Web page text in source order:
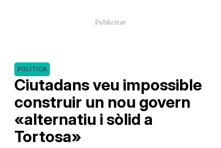
Ciutadans veu impossible
construir un nou govern
«alternatiu i sòlid a
Tortosa»
POLÍTICA